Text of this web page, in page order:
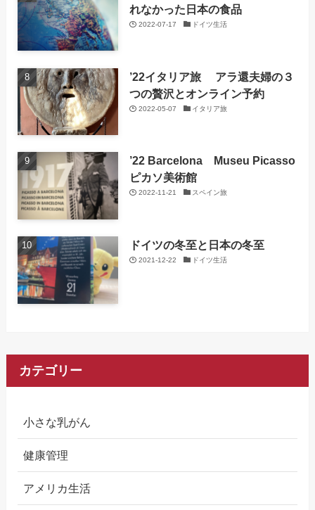
れなかった日本の食品
2022-07-17 ドイツ生活
’22イタリア旅 アラ還夫婦の３
つの贅沢とオンライン予約
2022-05-07 イタリア旅
’22 Barcelona Museu Picasso
ピカソ美術館
2022-11-21 スペイン旅
ドイツの冬至と日本の冬至
2021-12-22 ドイツ生活
カテゴリー
小さな乳がん
健康管理
アメリカ生活